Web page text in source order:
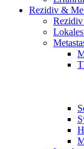
Rezidiv &
Rezidiv